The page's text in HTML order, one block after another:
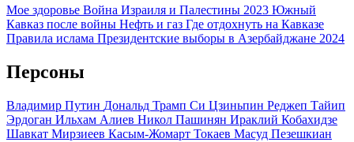
Мое здоровье Война Израиля и Палестины 2023 Южный
Кавказ после войны Нефть и газ Где отдохнуть на Кавказе
Правила ислама Президентские выборы в Азербайджане 2024
Персоны
Владимир Путин Дональд Трамп Си Цзиньпин Реджеп Тайип
Эрдоган Ильхам Алиев Никол Пашинян Ираклий Кобахидзе
Шавкат Мирзиеев Касым-Жомарт Токаев Масуд Пезешкиан